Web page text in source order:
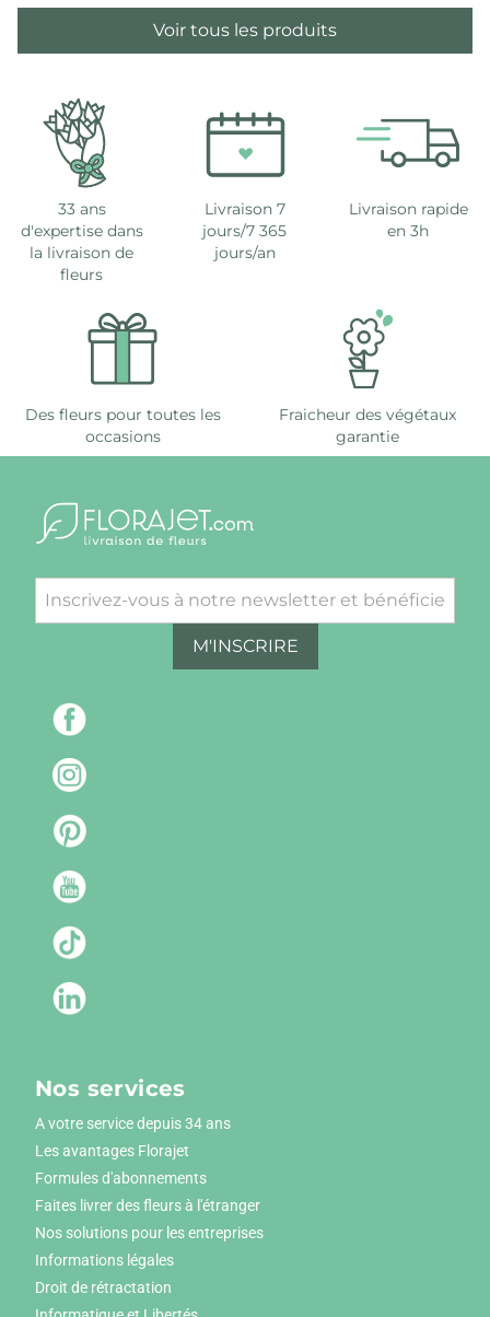
Voir tous les produits
33 ans
d'expertise dans
la livraison de
fleurs
Livraison 7
jours/7 365
jours/an
Livraison rapide
en 3h
Des fleurs pour toutes les
occasions
Fraicheur des végétaux
garantie
M'INSCRIRE
Nos services
A votre service depuis 34 ans
Les avantages Florajet
Formules d'abonnements
Faites livrer des fleurs à l'étranger
Nos solutions pour les entreprises
Informations légales
Droit de rétractation